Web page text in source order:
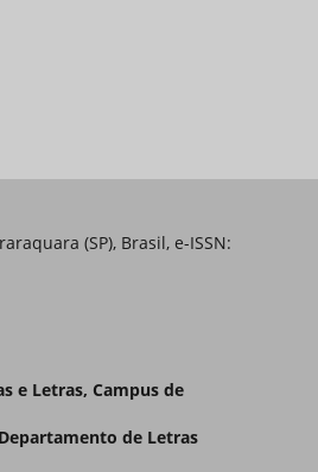
(SP), Brasil, e-ISSN:
e Letras, Campus de
de Letras